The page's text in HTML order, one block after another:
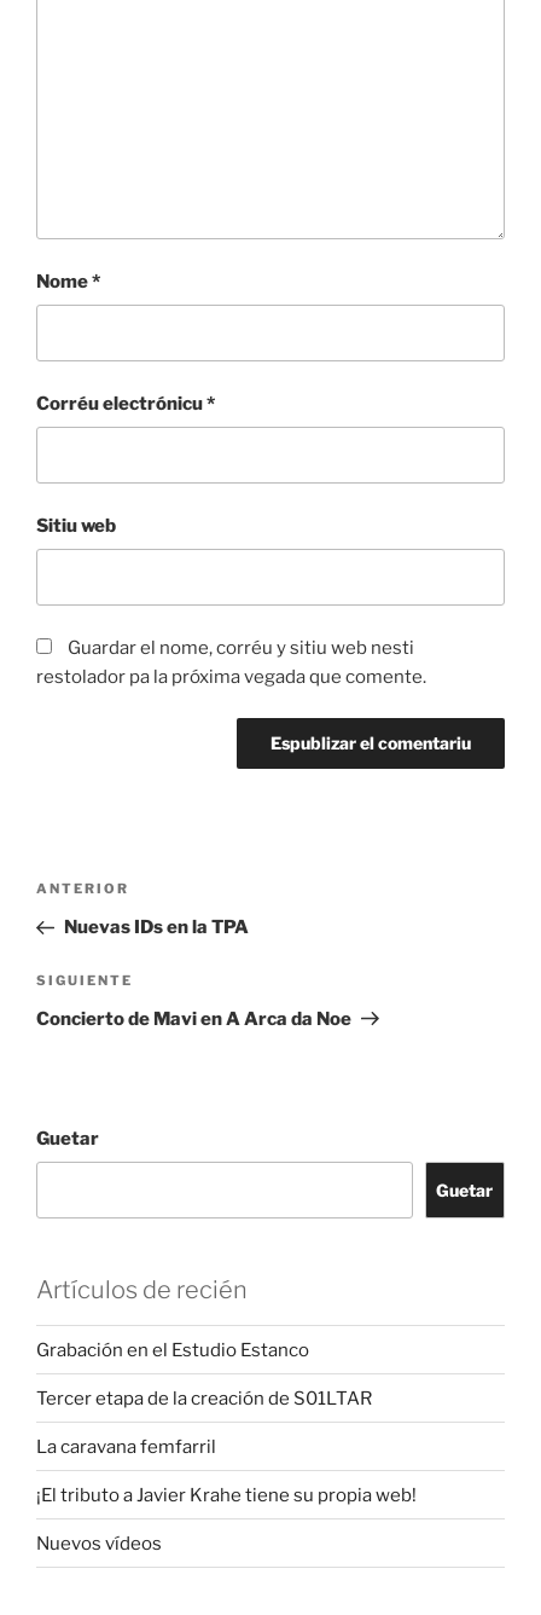
Nome*
Corréu electrónicu*
Sitiu web
Guardar el nome, corréu y sitiu web nesti
restolador pa la próxima vegada que comente.
Navegación
artículos
Artículu
anterior
ANTERIOR
Nuevas IDs en la TPA
Artículu
siguiente
SIGUIENTE
Concierto de Mavi en A Arca da Noe
Guetar
Guetar
Artículos de recién
Grabación en el Estudio Estanco
Tercer etapa de la creación de S01LTAR
La caravana femfarril
¡El tributo a Javier Krahe tiene su propia web!
Nuevos vídeos